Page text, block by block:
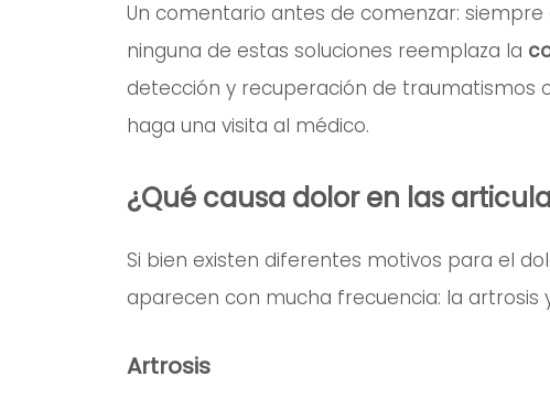
Un comentario antes de comenzar:
ninguna de estas soluciones reemplaza la
detección y recuperación de traumatismos
haga una visita al médico.
¿Qué causa dolor en las
Si bien existen diferentes motivos para el
aparecen con mucha frecuencia: la artrosis
Artrosis